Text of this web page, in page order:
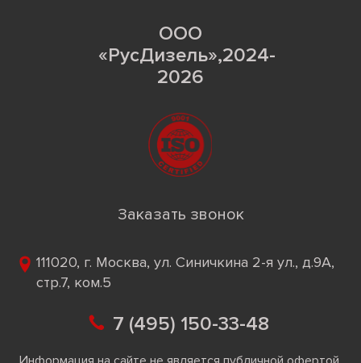
ООО
«РусДизель»,2024-
2026
Заказать звонок
111020, г. Москва, ул. Синичкина 2-я ул., д.9А,
стр.7, ком.5
7 (495) 150-33-48